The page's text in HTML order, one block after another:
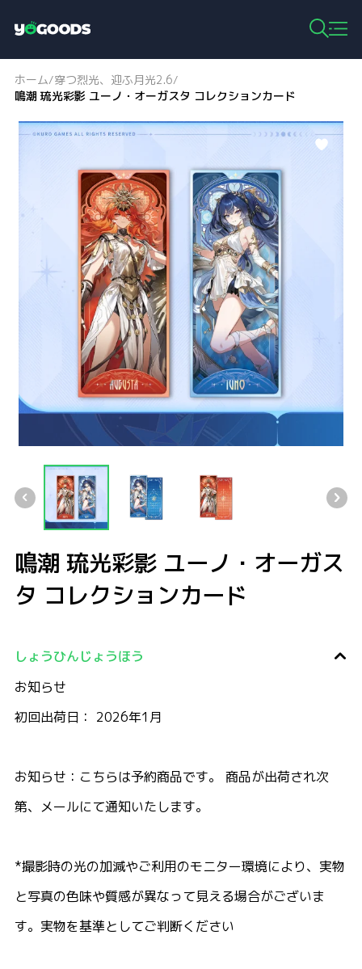
o
g
o
o
s
ホーム/穿つ烈光、迎ふ月光2.6/
鳴潮 琉光彩影 ユーノ・オーガスタ コレクションカード
鳴潮 琉光彩影 ユーノ・オーガス
タ コレクションカード
しょうひんじょうほう
お知らせ
初回出荷日： 2026年1月
お知らせ：こちらは予約商品です。 商品が出荷され次
第、メールにて通知いたします。
*撮影時の光の加減やご利用のモニター環境により、実物
と写真の色味や質感が異なって見える場合がございま
す。実物を基準としてご判断ください